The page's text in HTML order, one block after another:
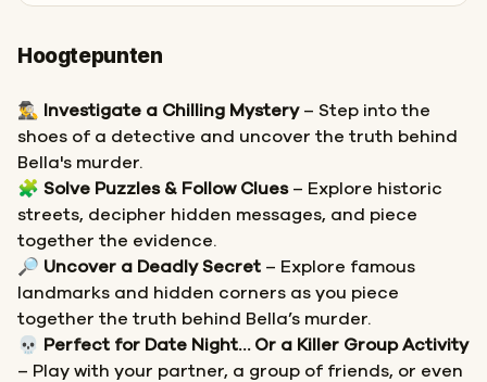
Hoogtepunten
🕵️‍♂️ Investigate a Chilling Mystery– Step into the
shoes of a detective and uncover the truth behind
Bella's murder.
🧩 Solve Puzzles & Follow Clues– Explore historic
streets, decipher hidden messages, and piece
together the evidence.
🔎 Uncover a Deadly Secret – Explore famous
landmarks and hidden corners as you piece
together the truth behind Bella’s murder.
💀
Perfect for Date Night… Or a Killer Group Activity
– Play with your partner, a group of friends, or even